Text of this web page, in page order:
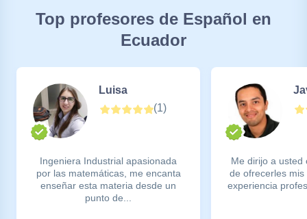
Top profesores de Español en
Ecuador
Luisa
(1)
Ingeniera Industrial apasionada
por las matemáticas, me encanta
enseñar esta materia desde un
punto de...
Me dirijo a usted
de ofrecerles
experiencia